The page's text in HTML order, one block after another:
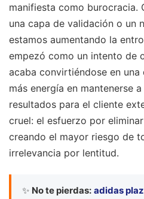
manifiesta como burocracia.
una capa de validación o un
estamos aumentando la
empezó como un intento de
acaba convirtiéndose en
más energía en mantenerse
resultados para el cliente
cruel: el esfuerzo por
creando el mayor riesgo de
irrelevancia por lentitud.
✨ No te pierdas: adidas